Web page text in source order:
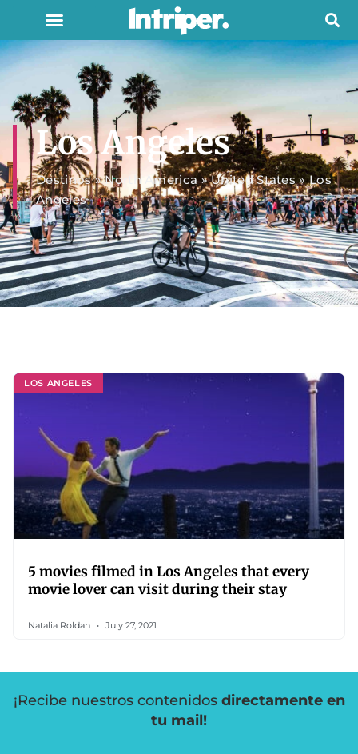
Los Angeles
Destinos»North America»United States»Los
Angeles
LOS ANGELES
5 movies filmed in Los Angeles that every
movie lover can visit during their stay
Natalia Roldan July 27, 2021
¡Recibe nuestros contenidos directamente en
tu mail!